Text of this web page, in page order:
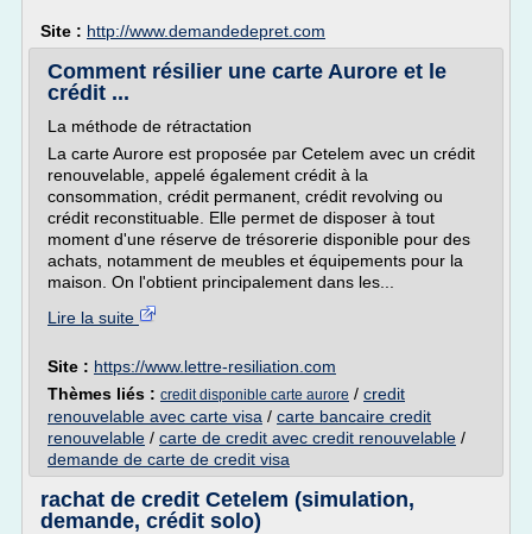
Site : http://www.demandedepret.com
Comment résilier une carte Aurore et le
crédit ...
La méthode de rétractation
La carte Aurore est proposée par Cetelem avec un crédit
renouvelable, appelé également crédit à la
consommation, crédit permanent, crédit revolving ou
crédit reconstituable. Elle permet de disposer à tout
moment d'une réserve de trésorerie disponible pour des
achats, notamment de meubles et équipements pour la
maison. On l'obtient principalement dans les...
Lire la suite
Site : https://www.lettre-resiliation.com
Thèmes liés : credit disponible carte aurore / credit
renouvelable avec carte visa / carte bancaire credit
renouvelable / carte de credit avec credit renouvelable /
demande de carte de credit visa
rachat de credit Cetelem (simulation,
demande, crédit solo)